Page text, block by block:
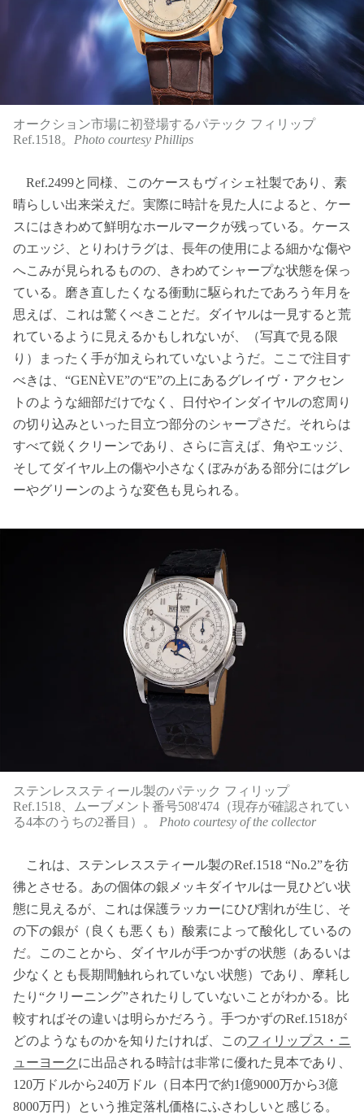
オークション市場に初登場するパテック フィリップ
Ref.1518。 Photo courtesy Phillips
Ref.2499と同様、このケースもヴィシェ社製であり、素
晴らしい出来栄えだ。実際に時計を見た人によると、ケー
スにはきわめて鮮明なホールマークが残っている。ケース
のエッジ、とりわけラグは、長年の使用による細かな傷や
へこみが見られるものの、きわめてシャープな状態を保っ
ている。磨き直したくなる衝動に駆られたであろう年月を
思えば、これは驚くべきことだ。ダイヤルは一見すると荒
れているように見えるかもしれないが、（写真で見る限
り）まったく手が加えられていないようだ。ここで注目す
べきは、“GENÈVE”の“E”の上にあるグレイヴ・アクセン
トのような細部だけでなく、日付やインダイヤルの窓周り
の切り込みといった目立つ部分のシャープさだ。それらは
すべて鋭くクリーンであり、さらに言えば、角やエッジ、
そしてダイヤル上の傷や小さなくぼみがある部分にはグレ
ーやグリーンのような変色も見られる。
ステンレススティール製のパテック フィリップ
Ref.1518、ムーブメント番号508'474（現存が確認されてい
る4本のうちの2番目）。 Photo courtesy of the collector
これは、ステンレススティール製のRef.1518 “No.2”を彷
彿とさせる。あの個体の銀メッキダイヤルは一見ひどい状
態に見えるが、これは保護ラッカーにひび割れが生じ、そ
の下の銀が（良くも悪くも）酸素によって酸化しているの
だ。このことから、ダイヤルが手つかずの状態（あるいは
少なくとも長期間触れられていない状態）であり、摩耗し
たり“クリーニング”されたりしていないことがわかる。比
較すればその違いは明らかだろう。手つかずのRef.1518が
どのようなものかを知りたければ、このフィリップス・ニ
ューヨーク に出品される時計は非常に優れた見本であり、
120万ドルから240万ドル（日本円で約1億9000万から3億
8000万円）という推定落札価格にふさわしいと感じる。